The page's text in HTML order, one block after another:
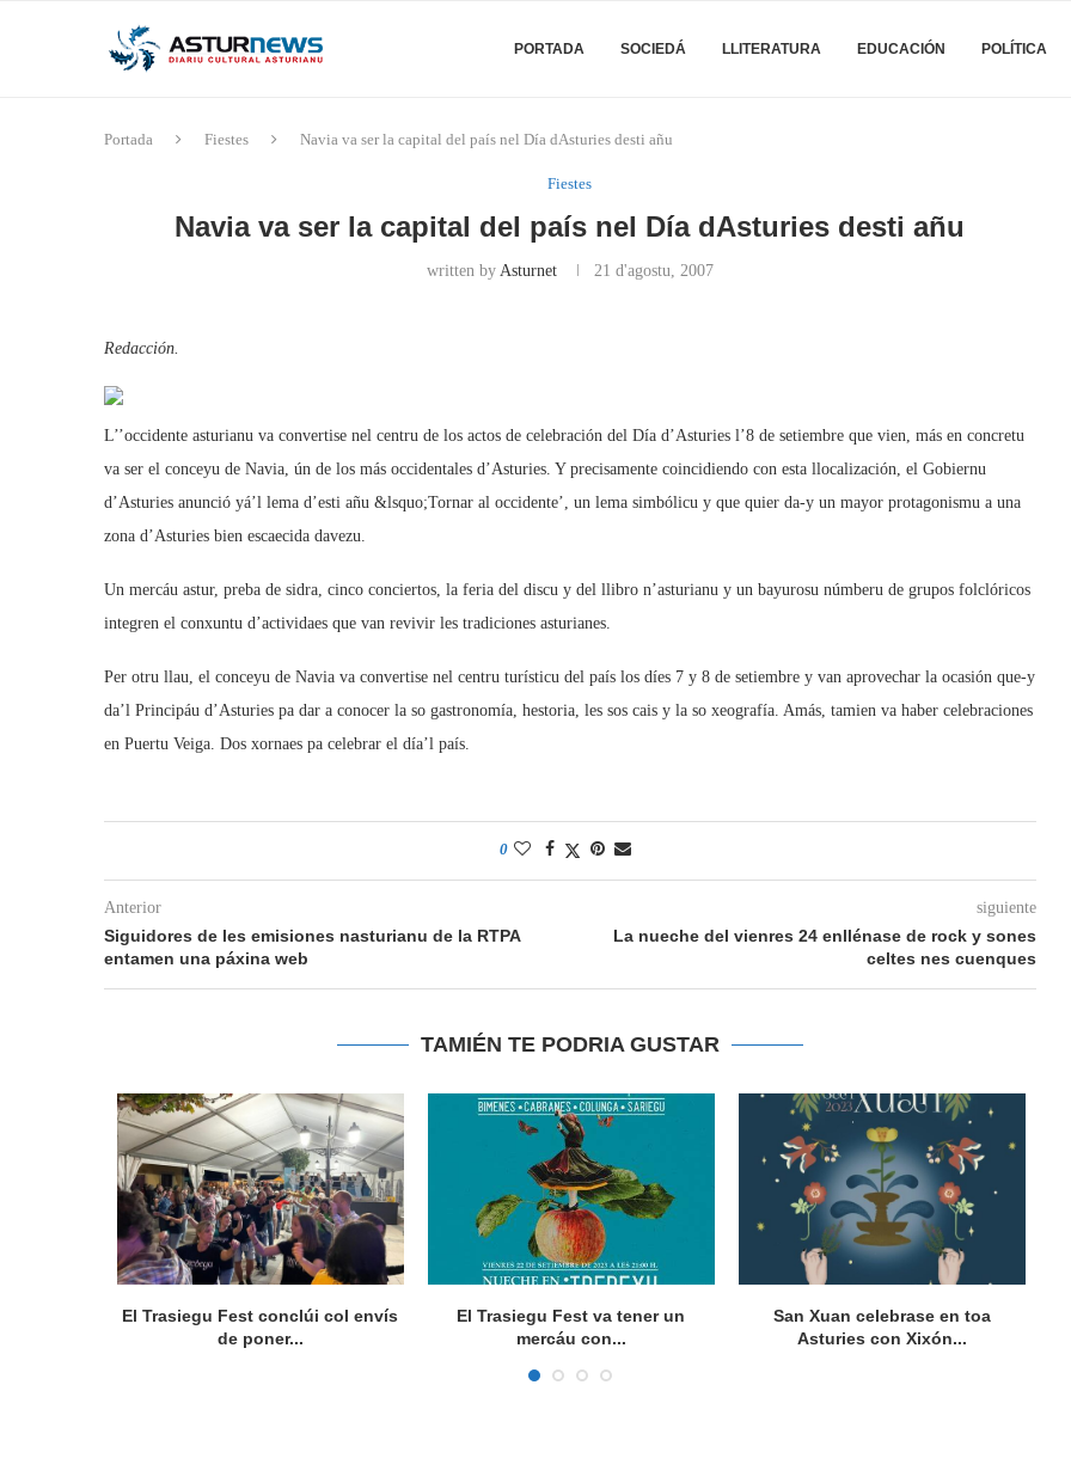
PORTADA SOCIEDÁ LLITERATURA EDUCACIÓN POLÍTICA
Portada Fiestes Navia va ser la capital del país nel Día dAsturies desti añu
Fiestes
Navia va ser la capital del país nel Día dAsturies desti añu
written by Asturnet 21 d'agostu, 2007
Redacción.
L’’occidente asturianu va convertise nel centru de los actos de celebración del Día d’Asturies l’8 de setiembre que vien, más en concretu
va ser el conceyu de Navia, ún de los más occidentales d’Asturies. Y precisamente coincidiendo con esta llocalización, el Gobiernu
d’Asturies anunció yá’l lema d’esti añu &lsquo;Tornar al occidente’, un lema simbólicu y que quier da-y un mayor protagonismu a una
zona d’Asturies bien escaecida davezu.
Un mercáu astur, preba de sidra, cinco conciertos, la feria del discu y del llibro n’asturianu y un bayurosu númberu de grupos folclóricos
integren el conxuntu d’actividaes que van revivir les tradiciones asturianes.
Per otru llau, el conceyu de Navia va convertise nel centru turísticu del país los díes 7 y 8 de setiembre y van aprovechar la ocasión que-y
da’l Principáu d’Asturies pa dar a conocer la so gastronomía, hestoria, les sos cais y la so xeografía. Amás, tamien va haber celebraciones
en Puertu Veiga. Dos xornaes pa celebrar el día’l país.
0
Anterior
Siguidores de les emisiones nasturianu de la RTPA
entamen una páxina web
siguiente
La nueche del vienres 24 enllénase de rock y sones
celtes nes cuenques
TAMIÉN TE PODRIA GUSTAR
El Trasiegu Fest conclúi col envís
de poner...
El Trasiegu Fest va tener un
mercáu con...
San Xuan celebrase en toa
Asturies con Xixón...